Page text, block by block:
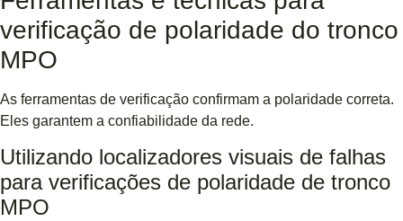
verificação de polaridade do tronco
MPO
As ferramentas de verificação confirmam a polaridade correta.
Eles garantem a confiabilidade da rede.
Utilizando localizadores visuais de falhas
para verificações de polaridade de tronco
MPO